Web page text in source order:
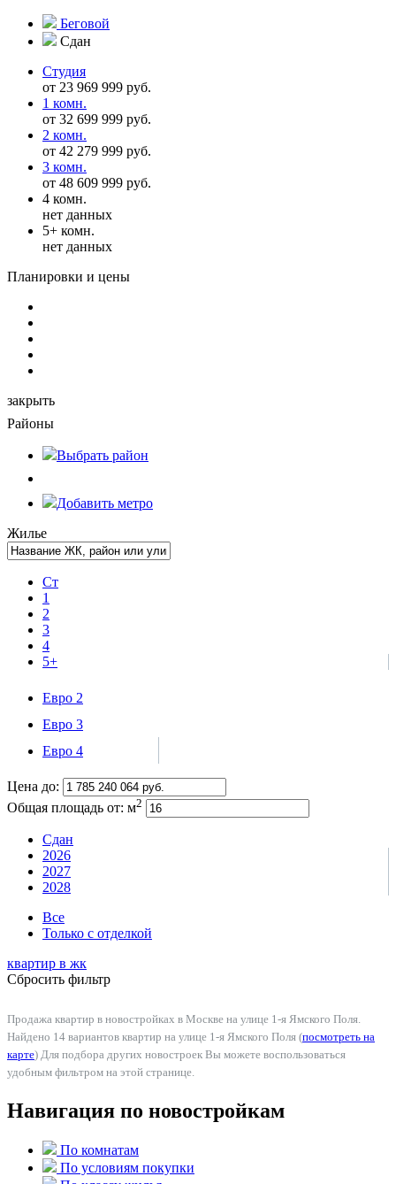
Беговой
Сдан
Студия
от 23 969 999 руб.
1 комн.
от 32 699 999 руб.
2 комн.
от 42 279 999 руб.
3 комн.
от 48 609 999 руб.
4 комн.
нет данных
5+ комн.
нет данных
Планировки и цены
закрыть
Районы
Выбрать район
Добавить метро
Жилье
Ст
1
2
3
4
5+
Евро 2
Евро 3
Евро 4
Цена до:
Общая площадь от: м2
Сдан
2026
2027
2028
Все
Только с отделкой
квартир в жк
Сбросить фильтр
Продажа квартир в новостройках в Москве на улице 1-я Ямского Поля.
Найдено 14 вариантов квартир на улице 1-я Ямского Поля (посмотреть на
карте) Для подбора других новостроек Вы можете воспользоваться
удобным фильтром на этой странице.
Навигация по новостройкам
По комнатам
По условиям покупки